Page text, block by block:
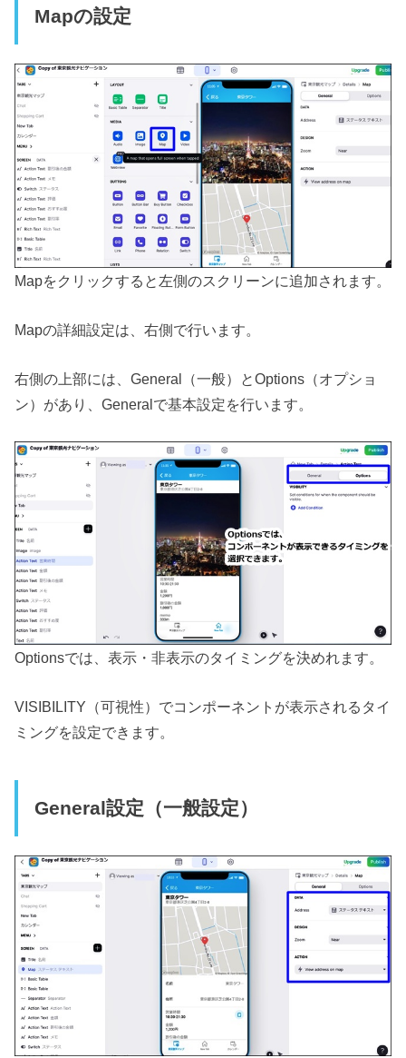
Mapの設定
Mapをクリックすると左側のスクリーンに追加されます。
Mapの詳細設定は、右側で行います。
右側の上部には、General（一般）とOptions（オプショ
ン）があり、Generalで基本設定を行います。
Optionsでは、表示・非表示のタイミングを決めれます。
VISIBILITY（可視性）でコンポーネントが表示されるタイ
ミングを設定できます。
General設定（一般設定）